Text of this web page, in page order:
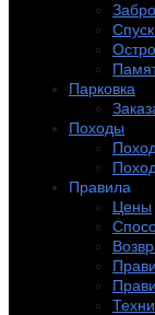
Парковка
Походы
Правила
Цены